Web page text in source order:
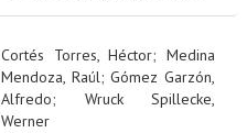
Cortés Torres, Héctor;Medina
Mendoza, Raúl;Gómez Garzón,
Alfredo; Wruck Spillecke,
Werner